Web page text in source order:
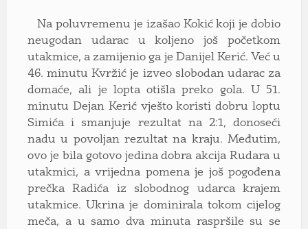
Na poluvremenu je izašao Kokić koji je dobio
neugodan udarac u koljeno još početkom
utakmice, a zamijenio ga je Danijel Kerić. Već u
46. minutu Kvržić je izveo slobodan udarac za
domaće, ali je lopta otišla preko gola. U 51.
minutu Dejan Kerić vješto koristi dobru loptu
Simića i smanjuje rezultat na 2:1, donoseći
nadu u povoljan rezultat na kraju. Međutim,
ovo je bila gotovo jedina dobra akcija Rudara u
utakmici, a vrijedna pomena je još pogođena
prečka Radića iz slobodnog udarca krajem
utakmice. Ukrina je dominirala tokom cijelog
meča, a u samo dva minuta raspršile su se